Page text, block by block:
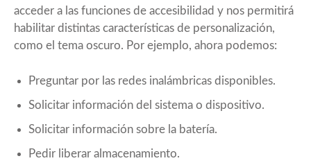
acceder a las funciones de accesibilidad y nos permitirá
habilitar distintas características de personalización,
como el tema oscuro. Por ejemplo, ahora podemos:
Preguntar por las redes inalámbricas disponibles.
Solicitar información del sistema o dispositivo.
Solicitar información sobre la batería.
Pedir liberar almacenamiento.